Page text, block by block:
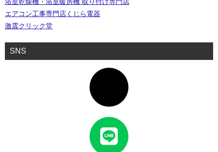
浴室乾燥機・浴室暖房機 取り付け専門店
エアコン工事専門店くじら電器
激震クリック堂
SNS
イ
コ
ン
リ
イ
コ
ン
リ